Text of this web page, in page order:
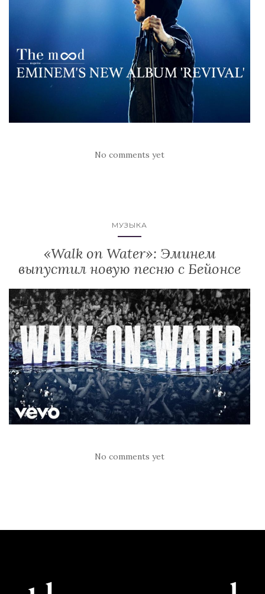
No comments yet
МУЗЫКА
«Walk on Water»: Эминем
выпустил новую песню с Бейонсе
No comments yet